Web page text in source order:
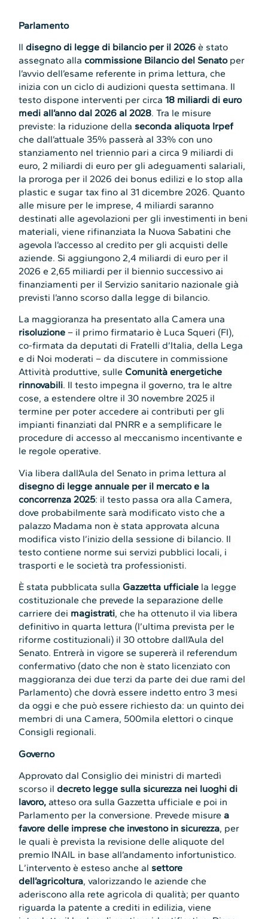
Parlamento
Ildisegno di legge di bilancio per il 2026 è stato
assegnato allacommissione Bilancio del Senatoper
l’avvio dell’esame referente in prima lettura, che
inizia con un ciclo di audizioni questa settimana. Il
testo dispone interventi per circa18 miliardi di euro
medi all’anno dal 2026 al 2028. Tra le misure
previste: la riduzione della seconda aliquota Irpef
che dall’attuale 35% passerà al 33% con uno
stanziamento nel triennio pari a circa 9 miliardi di
euro, 2 miliardi di euro per gli adeguamenti salariali,
la proroga per il 2026 dei bonus edilizi e lo stop alla
plastic e sugar tax fino al 31 dicembre 2026. Quanto
alle misure per le imprese, 4 miliardi saranno
destinati alle agevolazioni per gli investimenti in beni
materiali, viene rifinanziata la Nuova Sabatini che
agevola l’accesso al credito per gli acquisti delle
aziende. Si aggiungono 2,4 miliardi di euro per il
2026 e 2,65 miliardi per il biennio successivo ai
finanziamenti per il Servizio sanitario nazionale già
previsti l’anno scorso dalla legge di bilancio.
La maggioranza ha presentato alla Camera una
risoluzione – il primo firmatario è Luca Squeri (FI),
co-firmata da deputati di Fratelli d’Italia, della Lega
e di Noi moderati – da discutere in commissione
Attività produttive, sulle Comunità energetiche
rinnovabili. Il testo impegna il governo, tra le altre
cose, a estendere oltre il 30 novembre 2025 il
termine per poter accedere ai contributi per gli
impianti finanziati dal PNRR e a semplificare le
procedure di accesso al meccanismo incentivante e
le regole operative.
Via libera dall’Aula del Senato in prima lettura al
disegno di legge annuale per il mercato e la
concorrenza 2025: il testo passa ora alla Camera,
dove probabilmente sarà modificato visto che a
palazzo Madama non è stata approvata alcuna
modifica visto l’inizio della sessione di bilancio. Il
testo contiene norme sui servizi pubblici locali, i
trasporti e le società tra professionisti.
È stata pubblicata sulla Gazzetta ufficiale la legge
costituzionale che prevede la separazione delle
carriere dei magistrati, che ha ottenuto il via libera
definitivo in quarta lettura (l’ultima prevista per le
riforme costituzionali) il 30 ottobre dall’Aula del
Senato. Entrerà in vigore se supererà il referendum
confermativo (dato che non è stato licenziato con
maggioranza dei due terzi da parte dei due rami del
Parlamento) che dovrà essere indetto entro 3 mesi
da oggi e che può essere richiesto da: un quinto dei
membri di una Camera, 500mila elettori o cinque
Consigli regionali.
Governo
Approvato dal Consiglio dei ministri di martedì
scorso ildecreto legge sulla sicurezza nei luoghi di
lavoro, atteso ora sulla Gazzetta ufficiale e poi in
Parlamento per la conversione. Prevede misurea
favore delle imprese che investono in sicurezza, per
le quali è prevista la revisione delle aliquote del
premio INAIL in base all’andamento infortunistico.
L’intervento è esteso anche al settore
dell’agricoltura, valorizzando le aziende che
aderiscono alla rete agricola di qualità; per quanto
riguarda la patente a crediti in edilizia, viene